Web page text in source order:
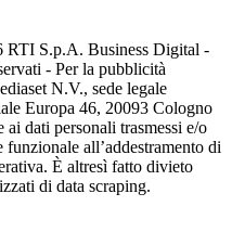
RTI S.p.A. Business Digital -
- Per la pubblicità
N.V., sede legale
Europa 46, 20093 Cologno
ai dati personali trasmessi e/o
all’addestramento di
È altresì fatto divieto
di data scraping.